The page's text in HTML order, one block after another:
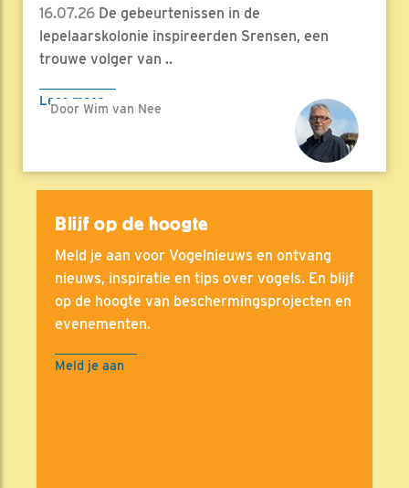
16.07.26 De gebeurtenissen in de
lepelaarskolonie inspireerden Srensen, een
trouwe volger van ..
Lees meer
Door Wim van Nee
Blijf op de hoogte
Meld je aan voor Vogelnieuws en ontvang
nieuws, inspiratie en tips over vogels. En blijf
op de hoogte van beschermingsprojecten en
evenementen.
Meld je aan